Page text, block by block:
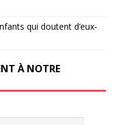
qui doutent d’eux-
À NOTRE